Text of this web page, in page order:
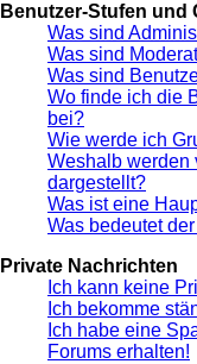
Benutzer-Stufen und
Was sind
Was sind
Was sind
Wo finde ich die
bei?
Wie werde ich
Weshalb werden
dargestellt?
Was ist eine
Was bedeutet
Private Nachrichten
Ich kann keine
Ich bekomme
Ich habe eine
Forums erhalten!